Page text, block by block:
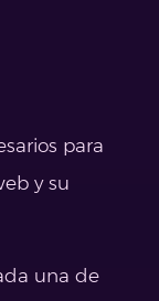
para
y su
una de